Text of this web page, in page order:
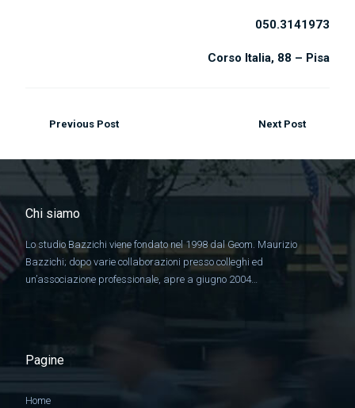
050.3141973
Corso Italia, 88 – Pisa
Previous Post Next Post
Chi siamo
Lo studio Bazzichi viene fondato nel 1998 dal Geom. Maurizio
Bazzichi; dopo varie collaborazioni presso colleghi ed
un’associazione professionale, apre a giugno 2004…
Pagine
Home